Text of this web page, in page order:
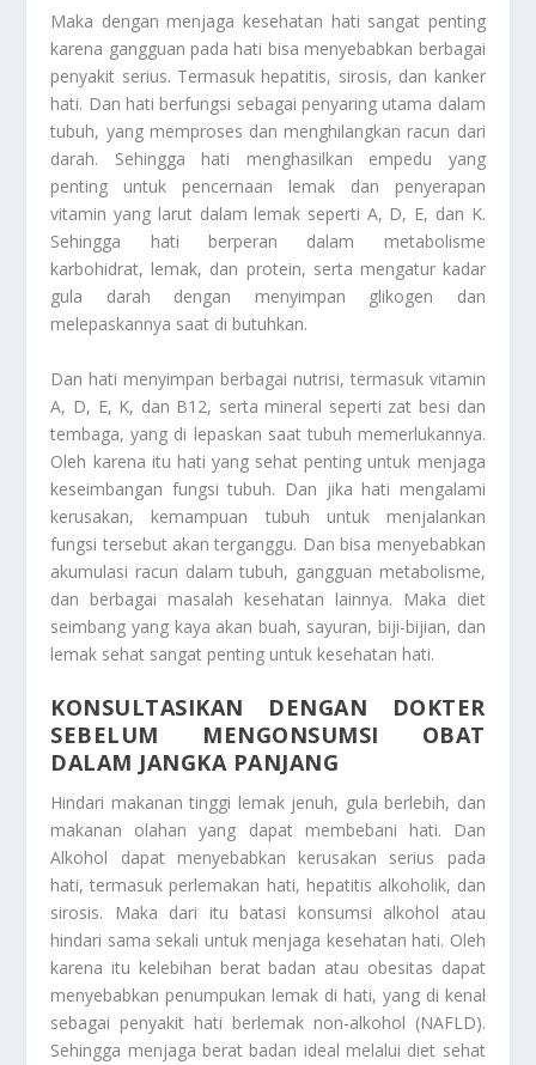
Maka dengan menjaga kesehatan hati sangat penting
karena gangguan pada hati bisa menyebabkan berbagai
penyakit serius. Termasuk hepatitis, sirosis, dan kanker
hati. Dan hati berfungsi sebagai penyaring utama dalam
tubuh, yang memproses dan menghilangkan racun dari
darah. Sehingga hati menghasilkan empedu yang
penting untuk pencernaan lemak dan penyerapan
vitamin yang larut dalam lemak seperti A, D, E, dan K.
Sehingga hati berperan dalam metabolisme
karbohidrat, lemak, dan protein, serta mengatur kadar
gula darah dengan menyimpan glikogen dan
melepaskannya saat di butuhkan.
Dan hati menyimpan berbagai nutrisi, termasuk vitamin
A, D, E, K, dan B12, serta mineral seperti zat besi dan
tembaga, yang di lepaskan saat tubuh memerlukannya.
Oleh karena itu hati yang sehat penting untuk menjaga
keseimbangan fungsi tubuh. Dan jika hati mengalami
kerusakan, kemampuan tubuh untuk menjalankan
fungsi tersebut akan terganggu. Dan bisa menyebabkan
akumulasi racun dalam tubuh, gangguan metabolisme,
dan berbagai masalah kesehatan lainnya. Maka diet
seimbang yang kaya akan buah, sayuran, biji-bijian, dan
lemak sehat sangat penting untuk kesehatan hati.
KONSULTASIKAN DENGAN DOKTER
SEBELUM MENGONSUMSI OBAT
DALAM JANGKA PANJANG
Hindari makanan tinggi lemak jenuh, gula berlebih, dan
makanan olahan yang dapat membebani hati. Dan
Alkohol dapat menyebabkan kerusakan serius pada
hati, termasuk perlemakan hati, hepatitis alkoholik, dan
sirosis. Maka dari itu batasi konsumsi alkohol atau
hindari sama sekali untuk menjaga kesehatan hati. Oleh
karena itu kelebihan berat badan atau obesitas dapat
menyebabkan penumpukan lemak di hati, yang di kenal
sebagai penyakit hati berlemak non-alkohol (NAFLD).
Sehingga menjaga berat badan ideal melalui diet sehat